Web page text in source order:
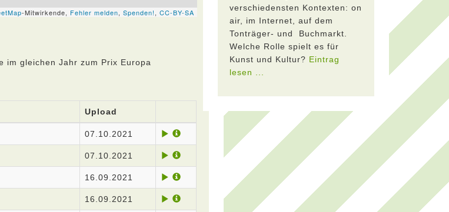
im gleichen Jahr zum Prix Europa
Upload
07.10.2021
07.10.2021
16.09.2021
16.09.2021
verschiedensten Kontexten: on
air, im Internet, auf dem
Tonträger- und Buchmarkt.
Welche Rolle spielt es für
Kunst und Kultur? Eintrag
lesen ...